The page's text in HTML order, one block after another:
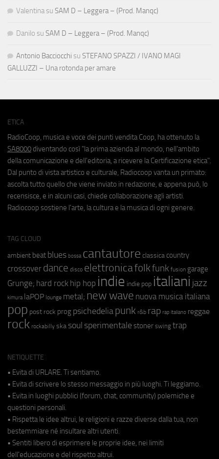
Valentina su SAM D – Leggera – (Prod. Manqc)
Danilo su SAM D – Leggera – (Prod. Manqc)
Antonio Bacciocchi su STEFANO SPAZZI / IVANO MAGI
GALLUZZI – Una rotonda per amare
ETICA
RadioCoop, musica e voce dei punti vendita Coop, ha ottenuto la
SA8000 diventando così "la prima azienda al mondo, nell'ambito
della comunicazione e dell'editoria, a ricevere la Certificazione etica".
Dal punto di vista artistico e culturale, Radiocoop vanta un primato:
ascolta tutto quello che viene inviato in redazione, e appena può, lo
recensisce, e in alcuni casi, chiede collaborazione agli artisti.
Radiocoop sostiene l'arte, la cultura e la musica di ogni genere.
TAG CLOUD
ambient beat blues bossa cantautore classica country
crossover dance disco elettronicafolkfunk fusion garage
Grunge; hard rock hip hop indie indie pop italiani jazz
kimura laPOP lounge metal; new wave nuova musica italiana
pop post rock prog psichedeliapunk r&b rap rap italiano reggae
rock rockabilly ska soul sperimentale stoner swing trap
NETIQUETTE
• Evita di URLARE. Ti sentiamo.
• Evita di scrivere lo stesso messaggio in più luoghi. Ti leggiamo.
• Evita in luoghi pubblici (forum, chat, community) polemiche e
questioni personali.
• Rispetta le idee altrui, le religioni e razze diverse dalla tua, non
bestemmiare né insultare altri utenti.
• Sentiti libero di esprimere le proprie idee, nei limiti
dell'educazione e del rispetto altrui.